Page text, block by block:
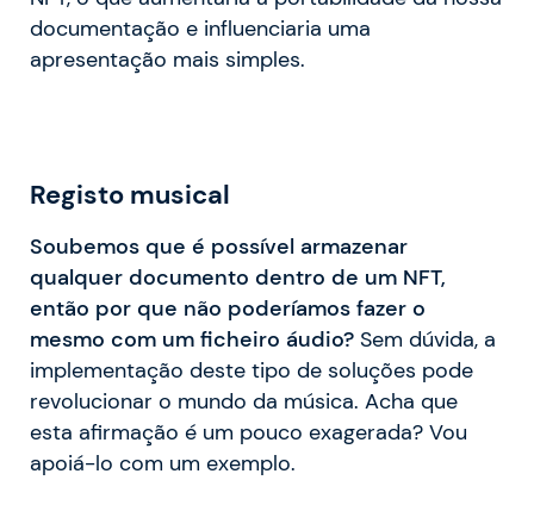
documentação e influenciaria uma
apresentação mais simples.
Registo musical
Soubemos que é possível armazenar
qualquer documento dentro de um NFT,
então por que não poderíamos fazer o
mesmo com um ficheiro áudio? Sem dúvida, a
implementação deste tipo de soluções pode
revolucionar o mundo da música. Acha que
esta afirmação é um pouco exagerada? Vou
apoiá-lo com um exemplo.